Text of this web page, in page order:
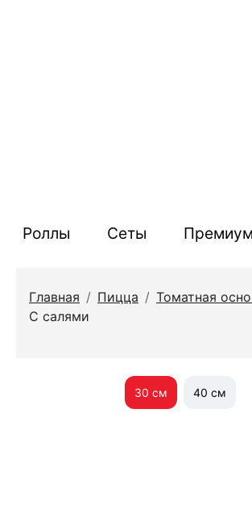
Роллы Сеты
Главная / Пицца / Томатная
С салями
30 см 40 см